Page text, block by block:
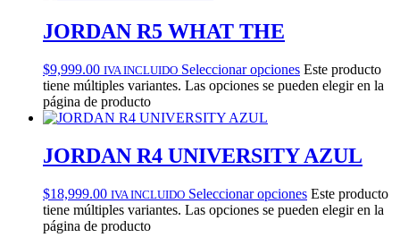
JORDAN R5 WHAT THE
$9,999.00 IVA INCLUIDO Seleccionar opciones Este producto
tiene múltiples variantes. Las opciones se pueden elegir en la
página de producto
JORDAN R4 UNIVERSITY AZUL
$18,999.00 IVA INCLUIDO Seleccionar opciones Este producto
tiene múltiples variantes. Las opciones se pueden elegir en la
página de producto